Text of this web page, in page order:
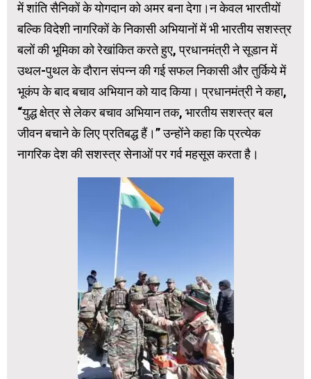
में शांति सैनिकों के योगदान को अमर बना देगा।न केवल भारतीयों
बल्कि विदेशी नागरिकों के निकासी अभियानों में भी भारतीय सशस्त्र
बलों की भूमिका को रेखांकित करते हुए, प्रधानमंत्री ने सूडान में
उथल-पुथल के दौरान संपन्न की गई सफल निकासी और तुर्किये में
भूकंप के बाद बचाव अभियान को याद किया। प्रधानमंत्री ने कहा,
“युद्ध क्षेत्र से लेकर बचाव अभियान तक, भारतीय सशस्त्र बल
जीवन बचाने के लिए प्रतिबद्ध हैं।” उन्होंने कहा कि प्रत्येक
नागरिक देश की सशस्त्र सेनाओं पर गर्व महसूस करता है।